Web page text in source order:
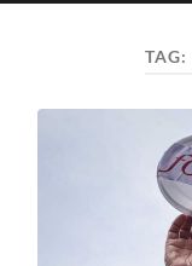
mobile
TAG: